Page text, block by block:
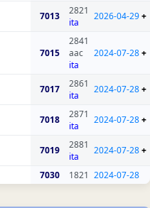
7013
2821
ita
2026-04-29+
7015
2841
aac
ita
2024-07-28+
7017
2861
ita
2024-07-28+
7018
2871
ita
2024-07-28+
7019
2881
ita
2024-07-28+
7030 1821 2024-07-28